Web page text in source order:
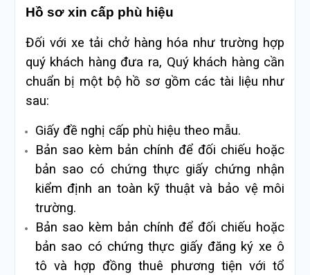
Hồ sơ xin cấp phù hiệu
Đối với xe tải chở hàng hóa như trường hợp
quý khách hàng đưa ra, Quý khách hàng cần
chuẩn bị một bộ hồ sơ gồm các tài liệu như
sau:
Giấy đề nghị cấp phù hiệu theo mẫu.
Bản sao kèm bản chính để đối chiếu hoặc
bản sao có chứng thực giấy chứng nhận
kiểm định an toàn kỹ thuật và bảo vệ môi
trường.
Bản sao kèm bản chính để đối chiếu hoặc
bản sao có chứng thực giấy đăng ký xe ô
tô và hợp đồng thuê phương tiện với tổ